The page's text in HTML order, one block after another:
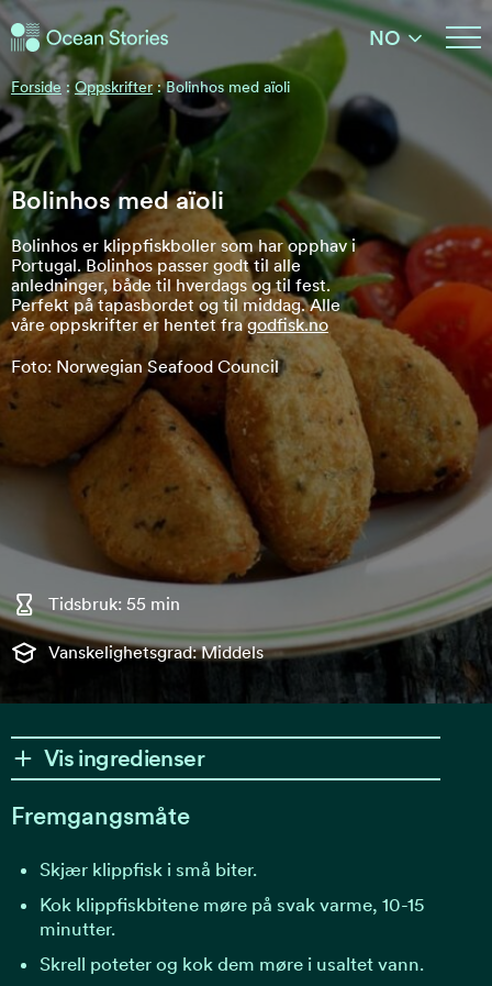
Ocean Stories
Ocean Stories
NO
Forside : Oppskrifter:Bolinhos med aïoli
Bolinhos med aïoli
Bolinhos er klippfiskboller som har opphav i
Portugal. Bolinhos passer godt til alle
anledninger, både til hverdags og til fest.
Perfekt på tapasbordet og til middag. Alle
våre oppskrifter er hentet fragodfisk.no
Foto: Norwegian Seafood Council
Tidsbruk: 55 min
Vanskelighetsgrad: Middels
Vis ingredienser
Fremgangsmåte
Skjær klippfisk i små biter.
Kok klippfiskbitene møre på svak varme, 10-15
minutter.
Skrell poteter og kok dem møre i usaltet vann.